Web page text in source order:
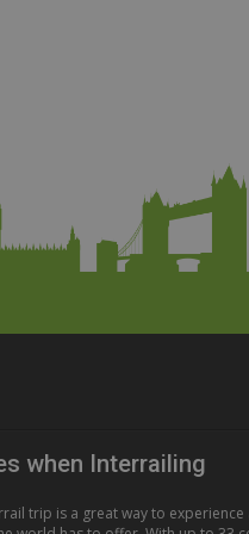
when Interrailing
trip is a great way to